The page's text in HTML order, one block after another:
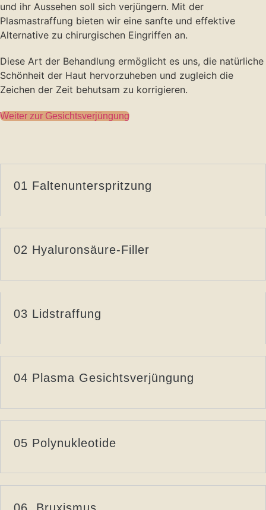
und ihr Aussehen soll sich verjüngern. Mit der
Plasmastraffung bieten wir eine sanfte und effektive
Alternative zu chirurgischen Eingriffen an.
Diese Art der Behandlung ermöglicht es uns, die natürliche
Schönheit der Haut hervorzuheben und zugleich die
Zeichen der Zeit behutsam zu korrigieren.
Weiter zur Gesichtsverjüngung
01 Faltenunterspritzung
02 Hyaluronsäure-Filler
03 Lidstraffung
04 Plasma Gesichtsverjüngung
05 Polynukleotide